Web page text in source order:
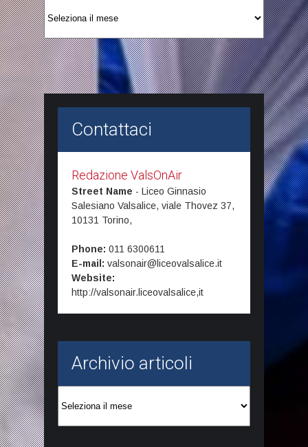
Archivio
articoli
Contattaci
Redazione ValsOnAir
Street Name - Liceo Ginnasio
Salesiano Valsalice, viale Thovez 37,
10131 Torino,
Phone: 011 6300611
E-mail: valsonair@liceovalsalice.it
Website:
http://valsonair.liceovalsalice,it
Archivio articoli
articoli